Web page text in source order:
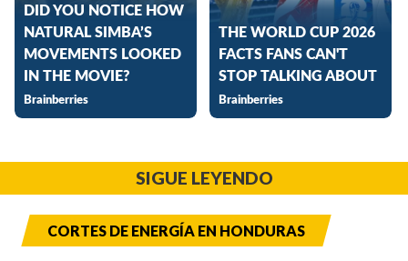
SIGUE LEYENDO
CORTES DE ENERGÍA EN HONDURAS